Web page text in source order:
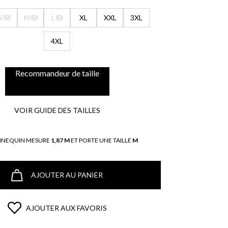
M L XL XXL 3XL
4XL
Recommandeur de taille
VOIR GUIDE DES TAILLES
MESURE 1,87 MET PORTE UNE TAILLE M
AJOUTER AU PANIER
AJOUTER AUX FAVORIS